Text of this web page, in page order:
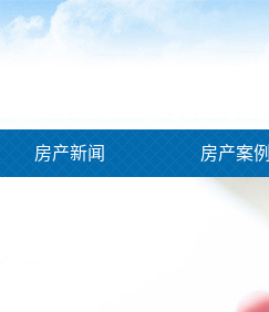
房产新闻 房产案例